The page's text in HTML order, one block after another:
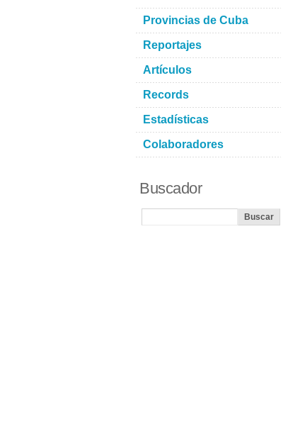
Provincias de Cuba
Reportajes
Artículos
Records
Estadísticas
Colaboradores
Buscador